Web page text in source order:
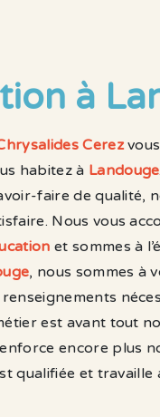
à
Cerez
habitez à Landouge
faire de qualité,
Nous vous
et sommes à
, nous sommes à
est avant tout
encore plus
qualifiée et